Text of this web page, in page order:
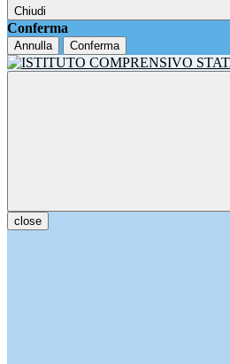
Chiudi
Conferma
Annulla Conferma
close